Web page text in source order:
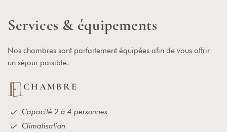
Services & équipements
Nos chambres sont parfaitement équipées afin de vous offrir
un séjour paisible.
CHAMBRE
Capacité 2 à 4 personnes
Climatisation